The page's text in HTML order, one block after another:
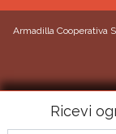
Armadilla Cooperativa
Ricevi